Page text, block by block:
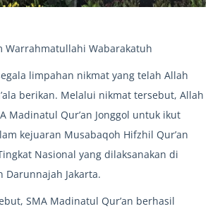
Warrahmatullahi Wabarakatuh
limpahan nikmat yang telah Allah
berikan. Melalui nikmat tersebut, Allah
Madinatul Qur’an Jonggol untuk ikut
kejuaran Musabaqoh Hifzhil Qur’an
Nasional yang dilaksanakan di
Darunnajah Jakarta.
SMA Madinatul Qur’an berhasil